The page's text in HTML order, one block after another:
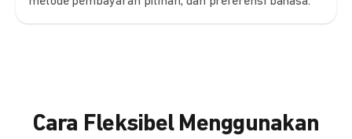
Cara Fleksibel Menggunakan